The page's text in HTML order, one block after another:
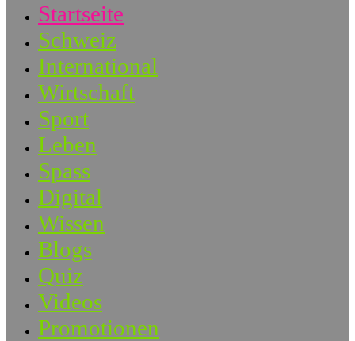
Startseite
Schweiz
International
Wirtschaft
Sport
Leben
Spass
Digital
Wissen
Blogs
Quiz
Videos
Promotionen